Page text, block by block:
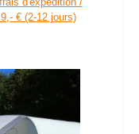
€ (2-12 jours)